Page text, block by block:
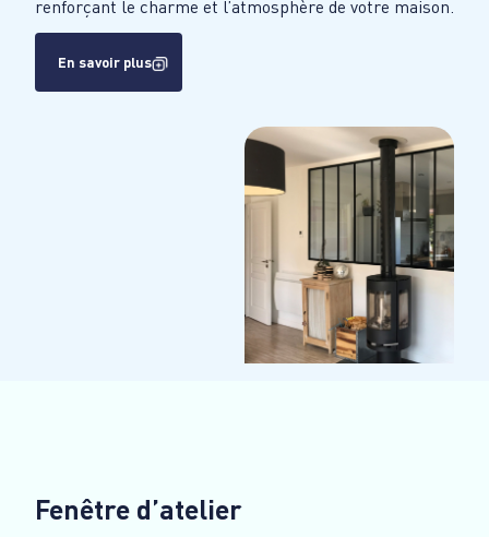
renforçant le charme et l’atmosphère de votre maison.
En savoir plus
Fenêtre d’atelier